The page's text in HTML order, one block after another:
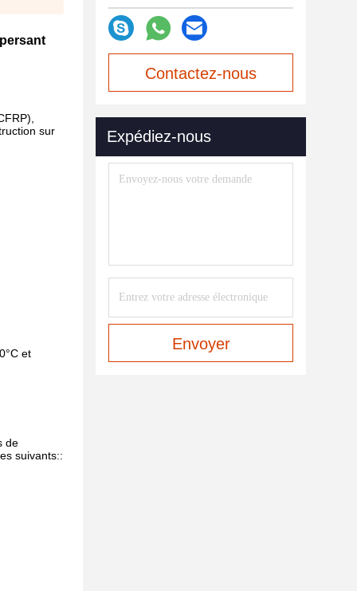
sur
et
de
suivants::
Contactez-nous
Expédiez-nous
Envoyer